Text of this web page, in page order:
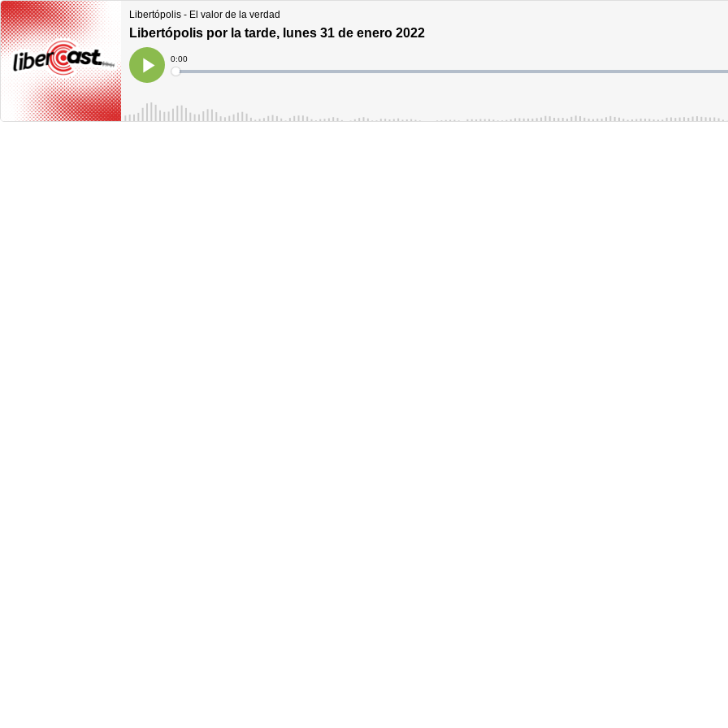
Libertópolis - El valor de la verdad
Libertópolis por la tarde, lunes 31 de enero 2022
Play
Current
Time
0:00
Loaded: